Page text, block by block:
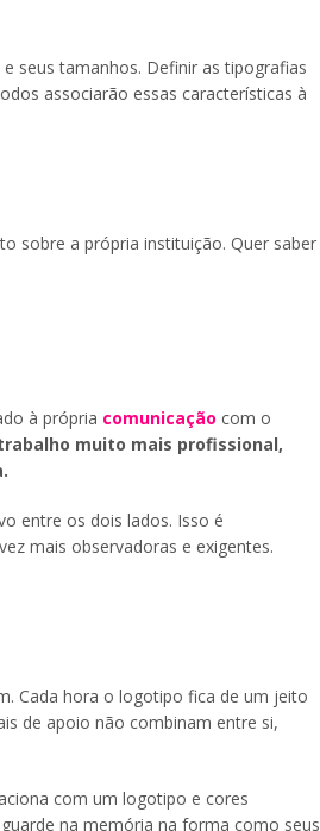
seus tamanhos. Definir as tipografias
associarão essas características à
sobre a própria instituição. Quer saber
à própria comunicação com o
muito mais profissional,
entre os dois lados. Isso é
mais observadoras e exigentes.
Cada hora o logotipo fica de um jeito
de apoio não combinam entre si,
com um logotipo e cores
na memória na forma como seus